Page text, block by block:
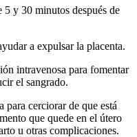
5 y 30 minutos después de
a expulsar la placenta.
intravenosa para fomentar
el sangrado.
para cerciorar de que está
que quede en el útero
u otras complicaciones.